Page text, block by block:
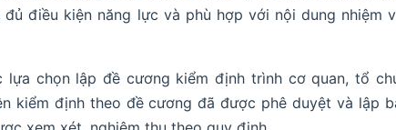
điều kiện năng lực và phù hợp với nội dung nhiệm
chọn lập đề cương kiểm định trình cơ quan, tổ
kiểm định theo đề cương đã được phê duyệt và lập